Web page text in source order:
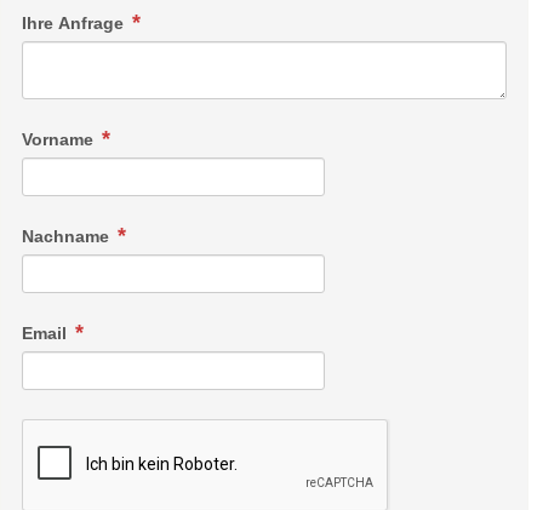
Ihre Anfrage
Vorname
Nachname
Email